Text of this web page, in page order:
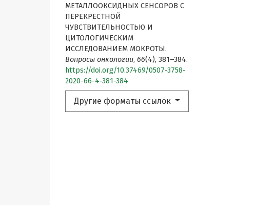
МЕТАЛЛООКСИДНЫХ СЕНСОРОВ С
ПЕРЕКРЕСТНОЙ
ЧУВСТВИТЕЛЬНОСТЬЮ И
ЦИТОЛОГИЧЕСКИМ
ИССЛЕДОВАНИЕМ МОКРОТЫ.
Вопросы онкологии, 66(4), 381–384.
https://doi.org/10.37469/0507-3758-
2020-66-4-381-384
Другие форматы ссылок